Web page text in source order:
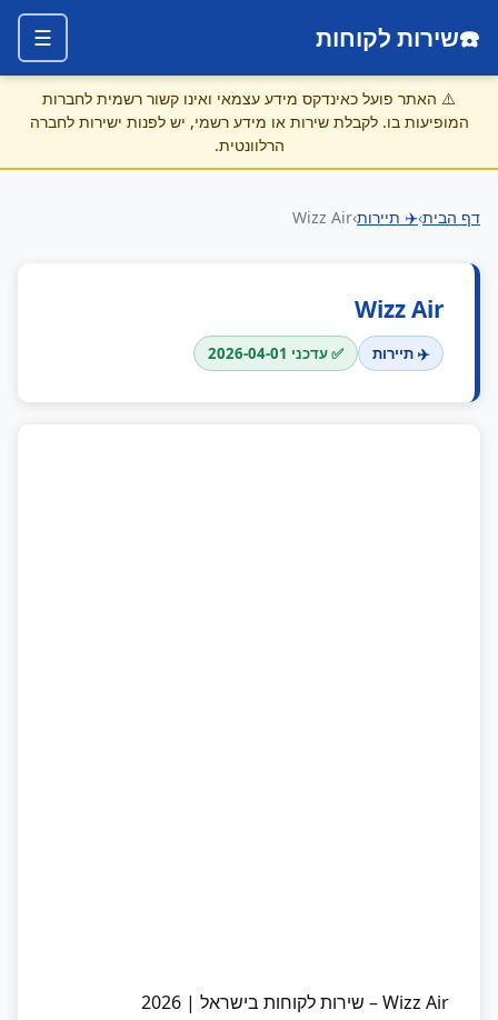
☎️שירות לקוחות ☰
⚠️ האתר פועל כאינדקס מידע עצמאי ואינו קשור רשמית לחברות
המופיעות בו. לקבלת שירות או מידע רשמי, יש לפנות ישירות לחברה
הרלוונטית.
דף הבית›✈️ תיירות›
Wizz Air
Wizz Air
✈️ תיירות ✅ עדכני 2026-04-01
Wizz Air – שירות לקוחות בישראל | 2026